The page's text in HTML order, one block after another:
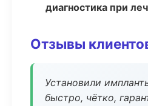
диагностика при
Отзывы
Установили
быстро, чётко,